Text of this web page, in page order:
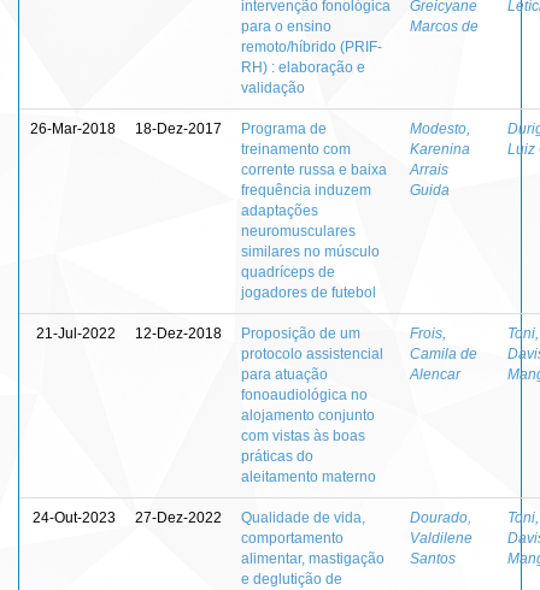
intervenção fonológica
para o ensino
remoto/híbrido (PRIF-
RH) : elaboração e
validação
Greicyane
Marcos de
26-Mar-2018 18-Dez-2017
Programa de
treinamento com
corrente russa e baixa
frequência induzem
adaptações
neuromusculares
similares no músculo
quadríceps de
jogadores de futebol
Modesto,
Karenina
Arrais
Guida
Luiz
21-Jul-2022 12-Dez-2018
Proposição de um
protocolo assistencial
para atuação
fonoaudiológica no
alojamento conjunto
com vistas às boas
práticas do
aleitamento materno
Frois,
Camila de
Alencar
24-Out-2023 27-Dez-2022
Qualidade de vida,
comportamento
alimentar, mastigação
e deglutição de
Dourado,
Valdilene
Santos